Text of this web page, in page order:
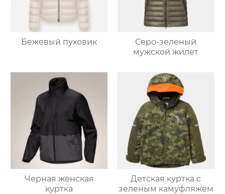
Бежевый пуховик
Серо-зеленый
мужской жилет
Черная женская
куртка
Детская куртка с
зеленым камуфляжем